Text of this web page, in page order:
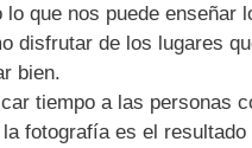
lo que nos puede enseñar
disfrutar de los lugares
bien.
tiempo a las personas
fotografía es el